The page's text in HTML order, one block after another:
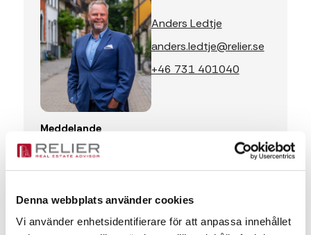
Denna webbplats använder cookies
Vi använder enhetsidentifierare för att anpassa innehållet
Anders Ledtje
anders.ledtje@relier.se
+46 731 401040
Meddelande